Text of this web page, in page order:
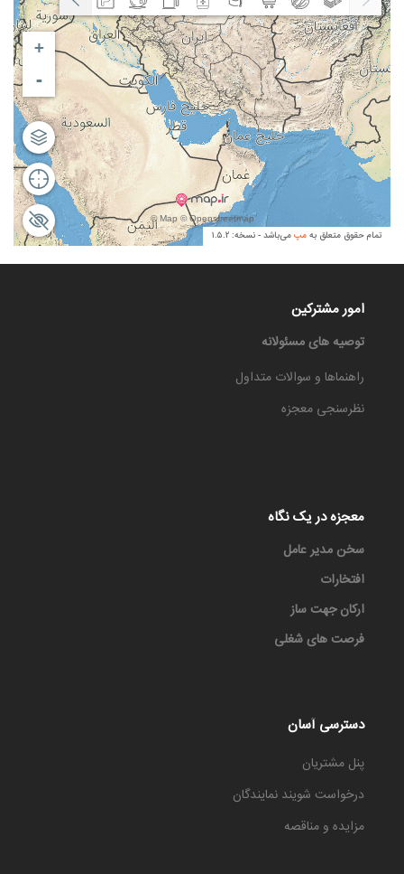
امور مشترکین
توصیه های مسئولانه
راهنماها و سوالات متداول
نظرسنجی معجزه
معجزه در یک نگاه
سخن مدیر عامل
افتخارات
ارکان جهت ساز
فرصت های شغلی
دسترسی آسان
پنل مشتریان
درخواست شویند نمایندگان
مزایده و مناقصه